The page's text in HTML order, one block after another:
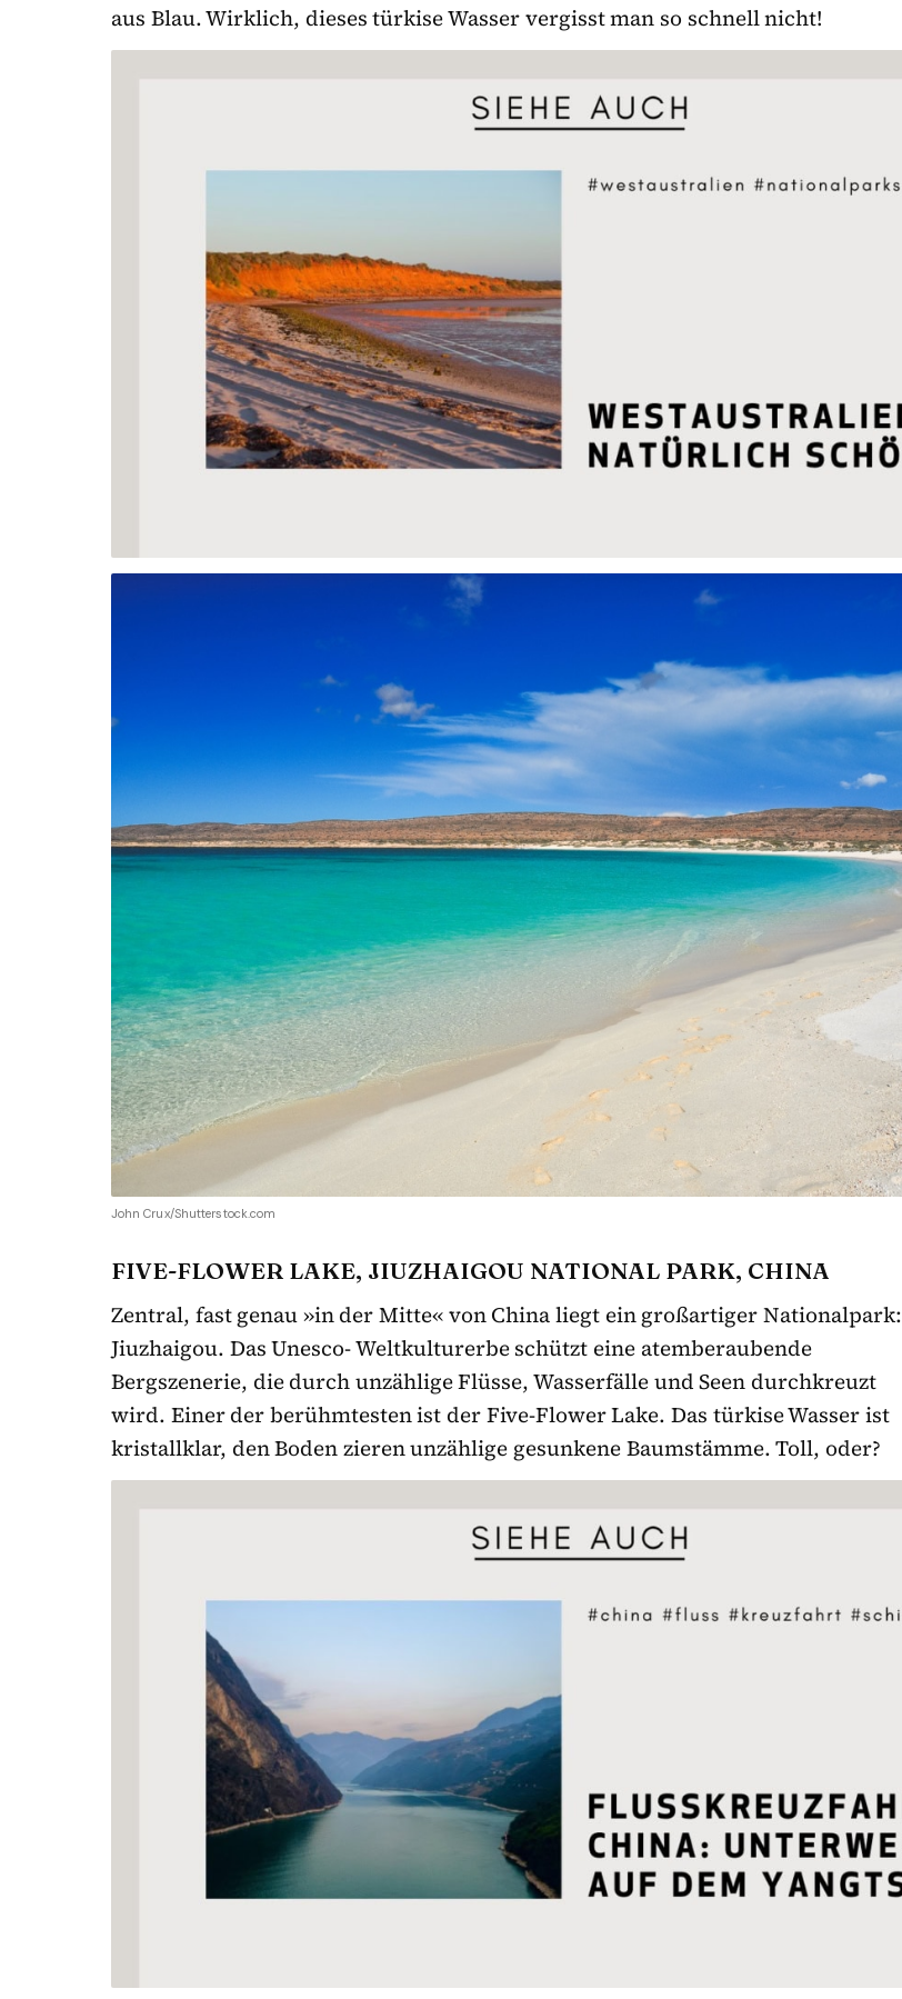
aus Blau. Wirklich, dieses türkise Wasser vergisst man so schnell nicht!
John Crux/Shutterstock.com
FIVE-FLOWER LAKE, JIUZHAIGOU NATIONAL PARK, CHINA
Zentral, fast genau »in der Mitte« von China liegt ein großartiger Nationalpark:
Jiuzhaigou. Das Unesco- Weltkulturerbe schützt eine atemberaubende
Bergszenerie, die durch unzählige Flüsse, Wasserfälle und Seen durchkreuzt
wird. Einer der berühmtesten ist der Five-Flower Lake. Das türkise Wasser ist
kristallklar, den Boden zieren unzählige gesunkene Baumstämme. Toll, oder?